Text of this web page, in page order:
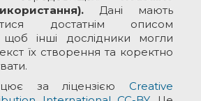
Дані мають
достатнім описом
щоб інші дослідники могли
їх створення та коректно
за ліцензією Creative